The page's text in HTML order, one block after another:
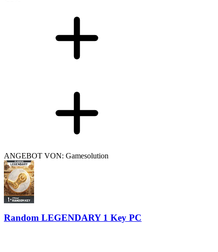
ANGEBOT VON: Gamesolution
Random LEGENDARY 1 Key PC